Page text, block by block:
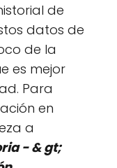
de
datos de
de la
es mejor
Para
en
a
- & gt;